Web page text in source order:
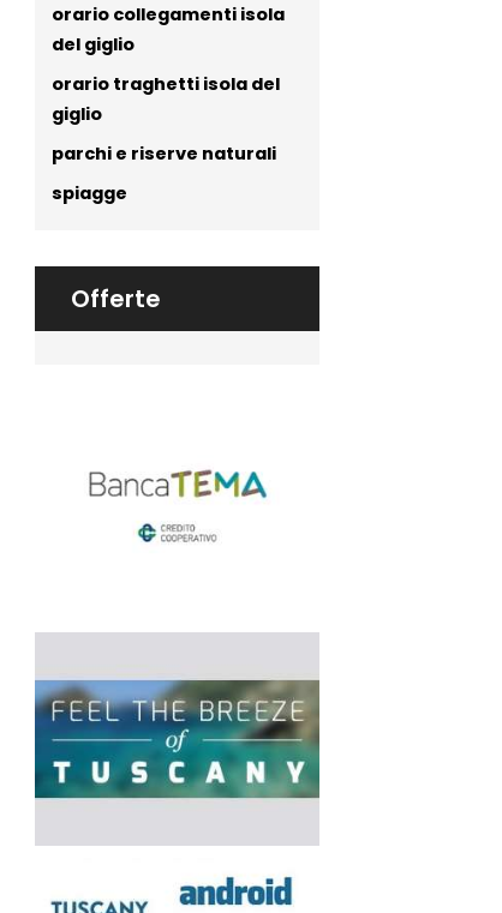
orario collegamenti isola
del giglio
orario traghetti isola del
giglio
parchi e riserve naturali
spiagge
Offerte